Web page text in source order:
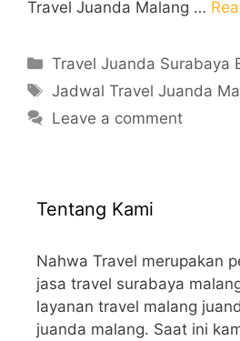
Travel Juanda Malang …
Categories
Travel Juanda Surabaya
Tags
Jadwal Travel Juanda
Leave a comment
Tentang Kami
Nahwa Travel merupakan
jasa travel surabaya
layanan travel malang
juanda malang. Saat ini